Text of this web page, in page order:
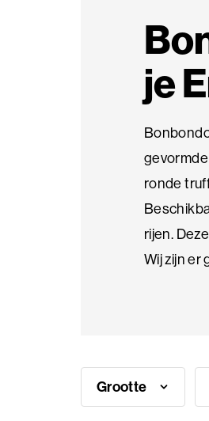
Maatwerk
producten
Showroom
je
ronde
rijen.
Wij zijn er
Grootte